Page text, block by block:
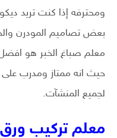
ومحترفه إذا كنت تريد
بعض تصاميم المودرن
معلم صباغ الخبر هو
حيث انه ممتاز ومدرب على
لجميع المنشآت.
معلم تركيب ورق